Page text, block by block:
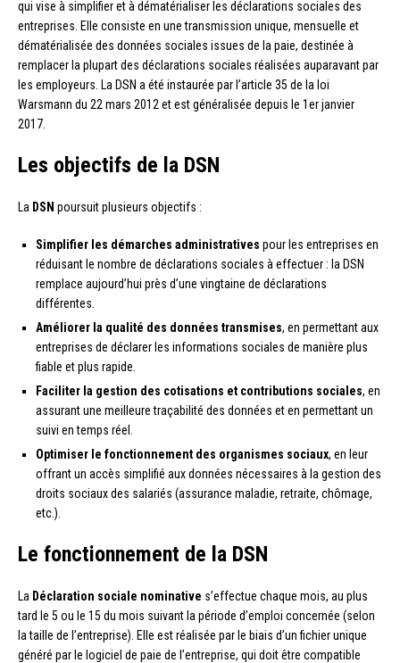
qui vise à simplifier et à dématérialiser les déclarations sociales des
entreprises. Elle consiste en une transmission unique, mensuelle et
dématérialisée des données sociales issues de la paie, destinée à
remplacer la plupart des déclarations sociales réalisées auparavant par
les employeurs. La DSN a été instaurée par l’article 35 de la loi
Warsmann du 22 mars 2012 et est généralisée depuis le 1er janvier
2017.
Les objectifs de la DSN
La DSN poursuit plusieurs objectifs :
Simplifier les démarches administratives pour les entreprises en
réduisant le nombre de déclarations sociales à effectuer : la DSN
remplace aujourd’hui près d’une vingtaine de déclarations
différentes.
Améliorer la qualité des données transmises, en permettant aux
entreprises de déclarer les informations sociales de manière plus
fiable et plus rapide.
Faciliter la gestion des cotisations et contributions sociales, en
assurant une meilleure traçabilité des données et en permettant un
suivi en temps réel.
Optimiser le fonctionnement des organismes sociaux, en leur
offrant un accès simplifié aux données nécessaires à la gestion des
droits sociaux des salariés (assurance maladie, retraite, chômage,
etc.).
Le fonctionnement de la DSN
La Déclaration sociale nominative s’effectue chaque mois, au plus
tard le 5 ou le 15 du mois suivant la période d’emploi concernée (selon
la taille de l’entreprise). Elle est réalisée par le biais d’un fichier unique
généré par le logiciel de paie de l’entreprise, qui doit être compatible